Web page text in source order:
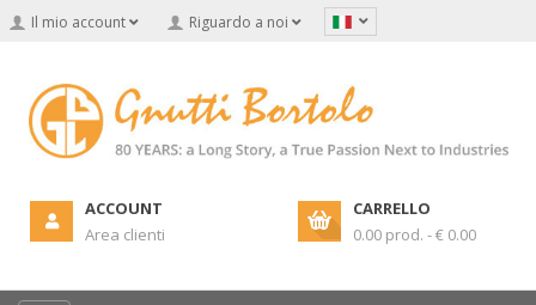
Il mio account Riguardo a noi
ACCOUNT
Area clienti
CARRELLO
0.00 prod. - € 0.00